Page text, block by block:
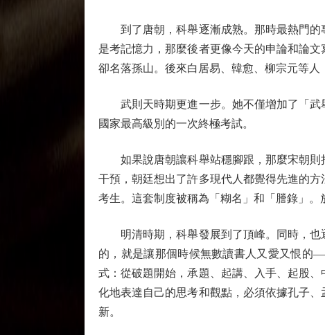
到了唐朝，科舉逐漸成熟。那時最熱門的
是考記憶力，那麼後者更像今天的申論和論
卻名落孫山。後來白居易、韓愈、柳宗元等人
武則天時期更進一步。她不僅增加了「武
國家最高級別的一次終極考試。
如果說唐朝讓科舉站穩腳跟，那麼宋朝則
干預，朝廷想出了許多現代人都覺得先進的
考生。這套制度被稱為「糊名」和「謄錄」
明清時期，科舉發展到了頂峰。同時，也
的，就是讓那個時候無數讀書人又愛又恨的
式：從破題開始，承題、起講、入手、起股
化地表達自己的思考和觀點，必須依據孔子
新。